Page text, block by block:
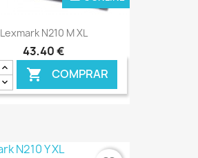
Lexmark N210 M XL
43,40 €
 COMPRAR